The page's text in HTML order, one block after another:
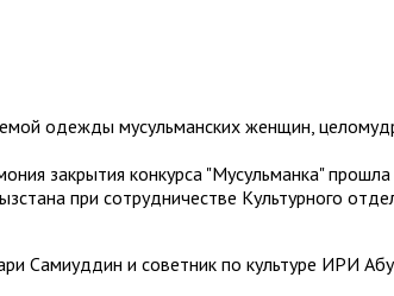
одежды мусульманских женщин,
закрытия конкурса "Мусульманка"
при сотрудничестве Культурного
Самиуддин и советник по культуре ИРИ